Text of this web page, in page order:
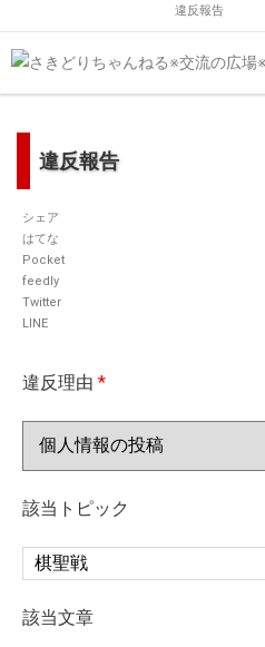
違反報告
違反報告
シェア
はてな
Pocket
feedly
Twitter
LINE
違反理由 *
該当トピック
該当文章